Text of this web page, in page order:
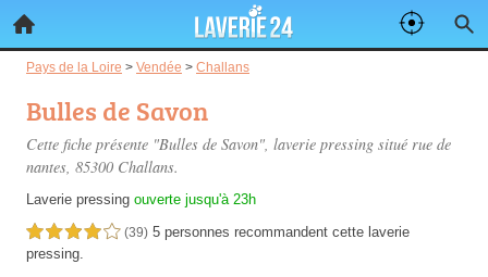
Pays de la Loire > Vendée > Challans
Bulles de Savon
Cette fiche présente "Bulles de Savon", laverie pressing situé rue de
nantes, 85300 Challans.
Laverie pressing ouverte jusqu'à 23h
4,0 étoiles sur 5 (39) 5 personnes recommandent cette laverie
pressing.